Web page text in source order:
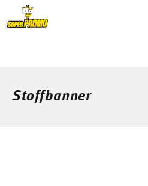
Stoffbanner